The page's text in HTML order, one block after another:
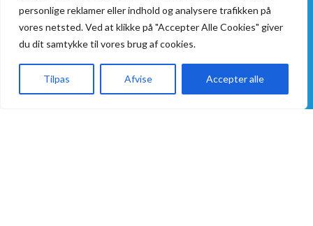
personlige reklamer eller indhold og analysere trafikken på
vores netsted. Ved at klikke på "Accepter Alle Cookies" giver
du dit samtykke til vores brug af cookies.
Tilpas Afvise Accepter alle
Åbningstider
Alle dage:
kl. 11:00 - 21:00
Praktisk
Takeaway
Kontakt os